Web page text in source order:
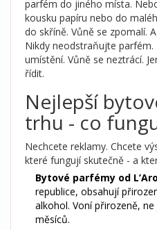
parfém do jiného místa.
kousku papíru nebo do
do skříně. Vůně se zpomalí.
Nikdy neodstraňujte
umístění. Vůně se neztrácí.
řídit.
Nejlepší
trhu - co
Nechcete reklamy. Chcete
které fungují skutečně - a
Bytové parfémy od
republice, obsahují
alkohol. Voní přirozeně,
měsíců.